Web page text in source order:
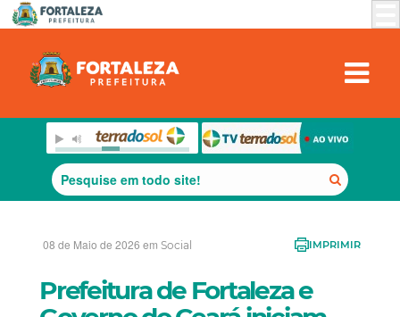
08 de Maio de 2026 em Social IMPRIMIR
Prefeitura de Fortaleza e